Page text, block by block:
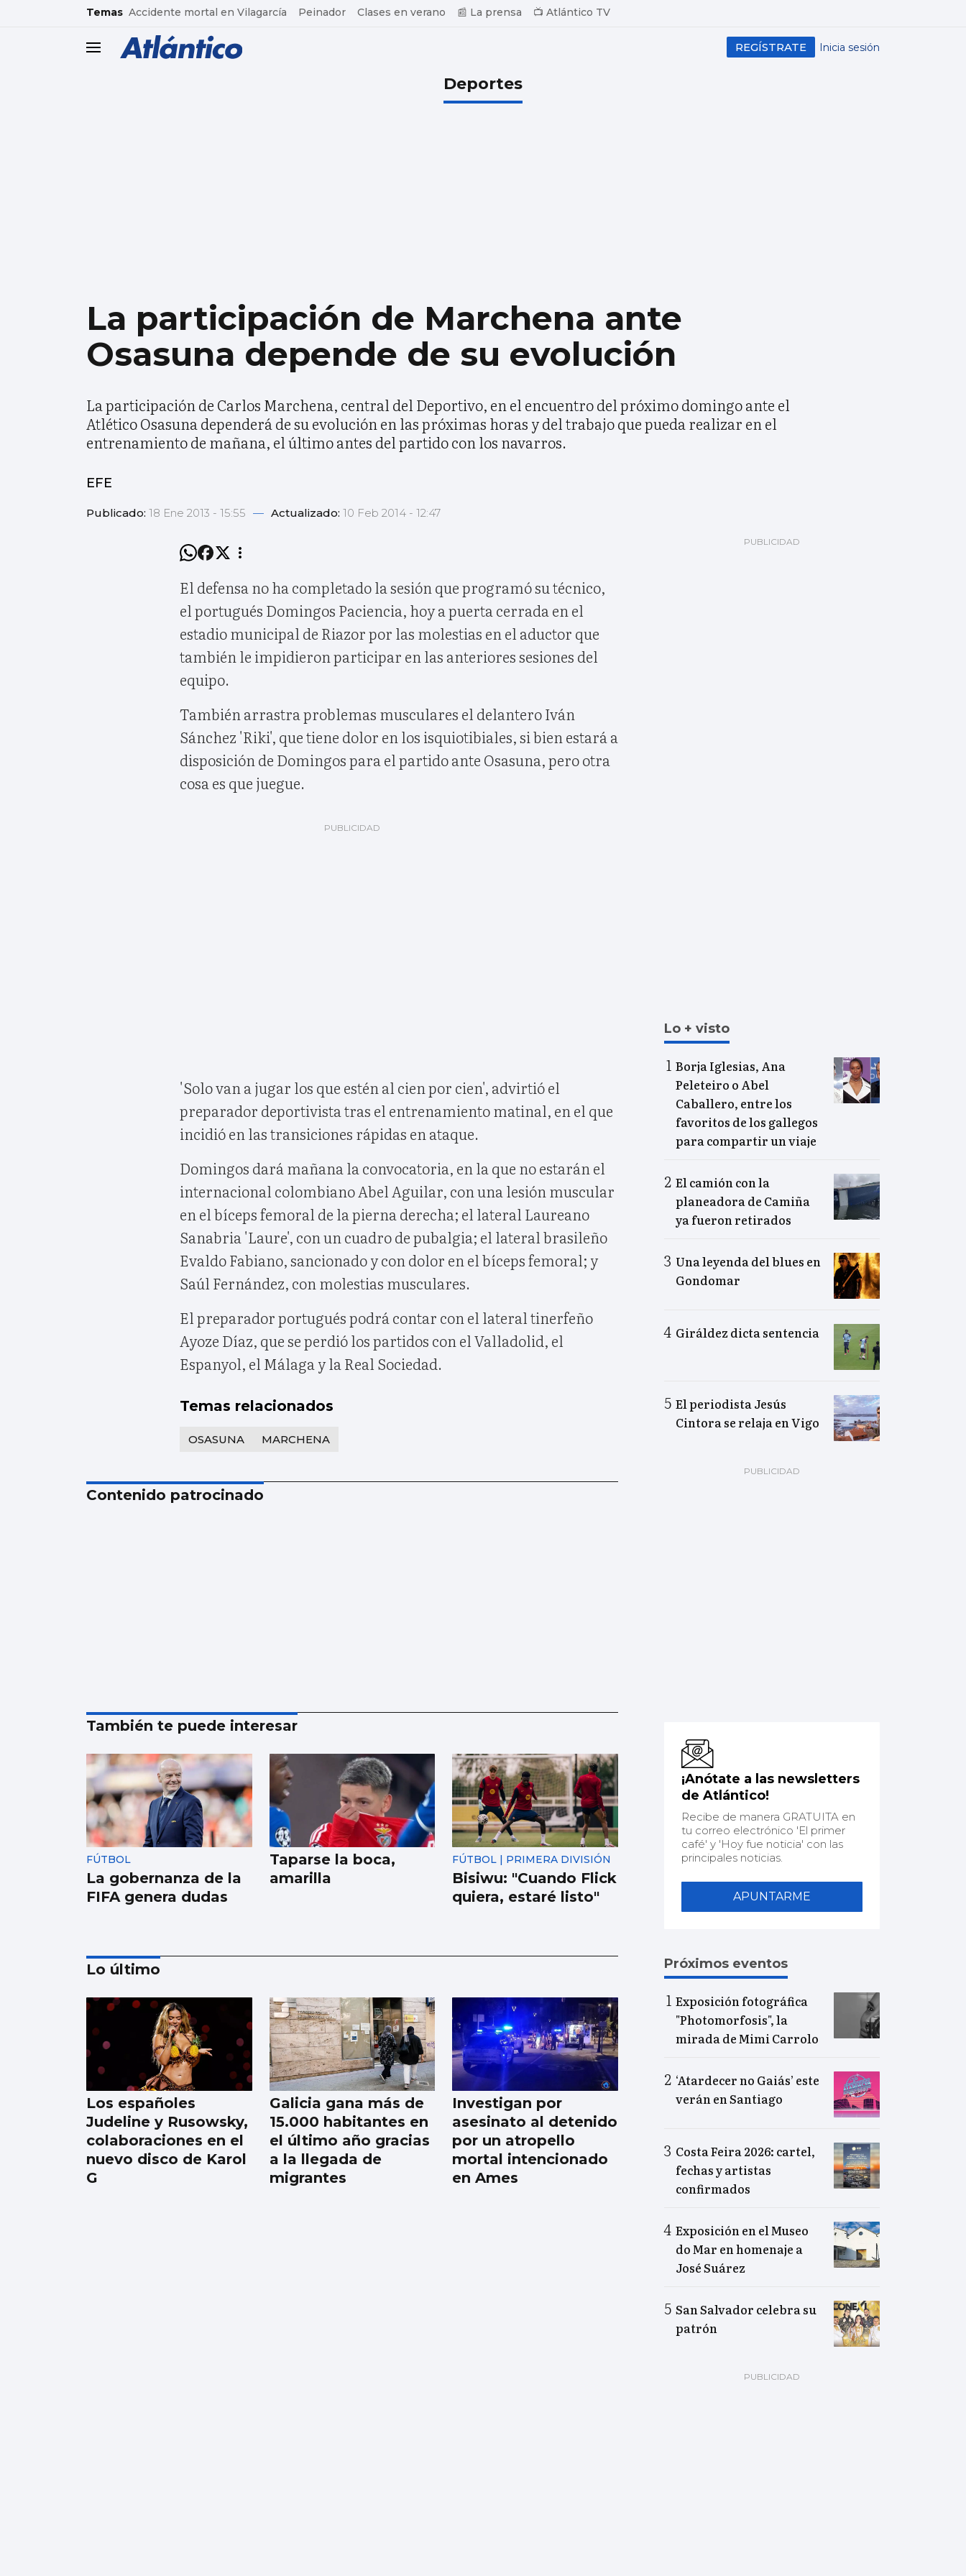
common.go-to-content
Temas Accidente mortal en Vilagarcía Peinador Clases en verano 📰 La prensa 📺 Atlántico TV
header.menu.open Inicia sesión
REGÍSTRATE
Deportes
La participación de Marchena ante
Osasuna depende de su evolución
La participación de Carlos Marchena, central del Deportivo, en el encuentro del próximo domingo ante el
Atlético Osasuna dependerá de su evolución en las próximas horas y del trabajo que pueda realizar en el
entrenamiento de mañana, el último antes del partido con los navarros.
EFE
Publicado: 18 Ene 2013 - 15:55 — Actualizado: 10 Feb 2014 - 12:47
El defensa no ha completado la sesión que programó su técnico,
el portugués Domingos Paciencia, hoy a puerta cerrada en el
estadio municipal de Riazor por las molestias en el aductor que
también le impidieron participar en las anteriores sesiones del
equipo.
También arrastra problemas musculares el delantero Iván
Sánchez 'Riki', que tiene dolor en los isquiotibiales, si bien estará a
disposición de Domingos para el partido ante Osasuna, pero otra
cosa es que juegue.
'Solo van a jugar los que estén al cien por cien', advirtió el
preparador deportivista tras el entrenamiento matinal, en el que
incidió en las transiciones rápidas en ataque.
Domingos dará mañana la convocatoria, en la que no estarán el
internacional colombiano Abel Aguilar, con una lesión muscular
en el bíceps femoral de la pierna derecha; el lateral Laureano
Sanabria 'Laure', con un cuadro de pubalgia; el lateral brasileño
Evaldo Fabiano, sancionado y con dolor en el bíceps femoral; y
Saúl Fernández, con molestias musculares.
El preparador portugués podrá contar con el lateral tinerfeño
Ayoze Díaz, que se perdió los partidos con el Valladolid, el
Espanyol, el Málaga y la Real Sociedad.
Temas relacionados
OSASUNA MARCHENA
Contenido patrocinado
También te puede interesar
FÚTBOL
La gobernanza de la
FIFA genera dudas
Taparse la boca,
amarilla
FÚTBOL | PRIMERA DIVISIÓN
Bisiwu: "Cuando Flick
quiera, estaré listo"
NATACIÓN ARTÍSTICA
Iris Tió consigue la
medalla de oro en
solo técnico del
Europeo de París
Lo último
Los españoles
Judeline y Rusowsky,
colaboraciones en el
nuevo disco de Karol
G
Galicia gana más de
15.000 habitantes en
el último año gracias
a la llegada de
migrantes
Investigan por
asesinato al detenido
por un atropello
mortal intencionado
en Ames
Lo + visto
Borja Iglesias, Ana
Peleteiro o Abel
Caballero, entre los
favoritos de los gallegos
para compartir un viaje
El camión con la
planeadora de Camiña
ya fueron retirados
Una leyenda del blues en
Gondomar
Giráldez dicta sentencia
El periodista Jesús
Cintora se relaja en Vigo
¡Anótate a las newsletters
de Atlántico!
Recibe de manera GRATUITA en
tu correo electrónico 'El primer
café' y 'Hoy fue noticia' con las
principales noticias.
APUNTARME
Próximos eventos
Exposición fotográfica
"Photomorfosis", la
mirada de Mimi Carrolo
‘Atardecer no Gaiás’ este
verán en Santiago
Costa Feira 2026: cartel,
fechas y artistas
confirmados
Exposición en el Museo
do Mar en homenaje a
José Suárez
San Salvador celebra su
patrón